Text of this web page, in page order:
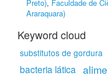
Preto), Faculdade de
Araraquara)
Keyword cloud
substitutos de gordura
bacteria lática